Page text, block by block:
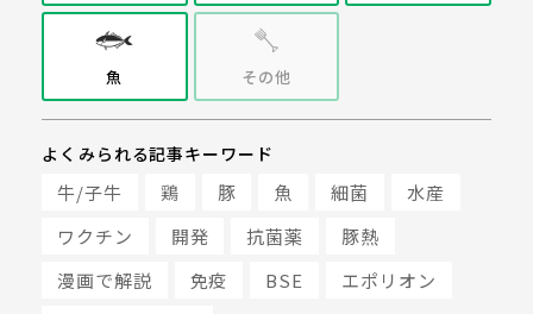
魚 その他
よくみられる記事キーワード
牛/子牛 鶏 豚 魚 細菌
水産
ワクチン
開発 抗菌薬
豚熱
漫画で解説
免疫 BSE
エポリオン